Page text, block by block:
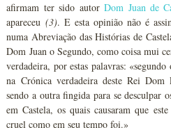
afirmam ter sido autorDom Juan de
apareceu (3). E esta opinião não é
numa Abreviação das Histórias de
Dom Juan o Segundo, como coisa mui
verdadeira, por estas palavras:
na Crónica verdadeira deste Rei Dom
sendo a outra fingida para se desculpar
em Castela, os quais causaram que
cruel como em seu tempo foi.»